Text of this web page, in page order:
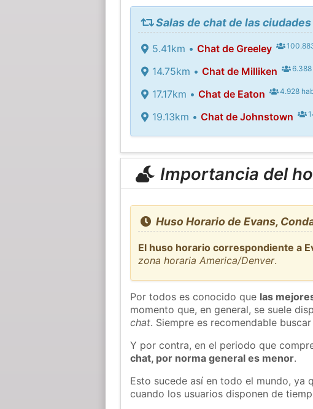
Salas de chat de las
5.41km • Chat de Greeley
14.75km • Chat de Milliken 6.388
17.17km • Chat de Eaton 4.928
19.13km • Chat de Johnstown
Importancia del
Huso Horario de Evans,
El huso horario correspondiente a
zona horaria America/Denver.
Por todos es conocido que las
momento que, en general, se suele
chat. Siempre es recomendable
Y por contra, en el periodo que
chat, por norma general es menor.
Esto sucede así en todo el mundo, ya
cuando los usuarios disponen de